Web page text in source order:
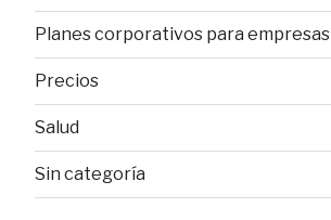
Planes corporativos para empresas
Precios
Salud
Sin categoría